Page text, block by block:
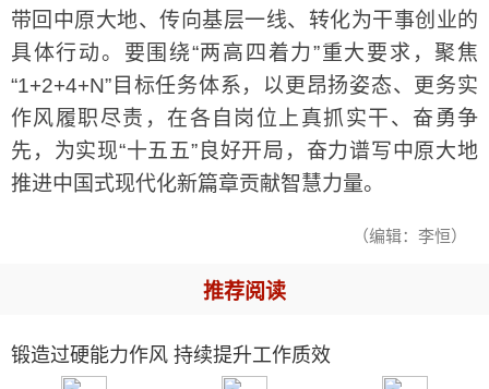
带回中原大地、传向基层一线、转化为干事创业的
具体行动。要围绕“两高四着力”重大要求，聚焦
“1+2+4+N”目标任务体系，以更昂扬姿态、更务实
作风履职尽责，在各自岗位上真抓实干、奋勇争
先，为实现“十五五”良好开局，奋力谱写中原大地
推进中国式现代化新篇章贡献智慧力量。
（编辑：李恒）
推荐阅读
锻造过硬能力作风 持续提升工作质效